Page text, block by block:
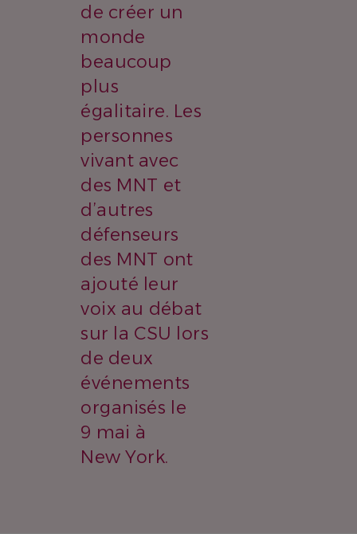
de créer un
monde
beaucoup
plus
égalitaire. Les
personnes
vivant avec
des MNT et
d’autres
défenseurs
des MNT ont
ajouté leur
voix au débat
sur la CSU lors
de deux
événements
organisés le
9 mai à
New York.